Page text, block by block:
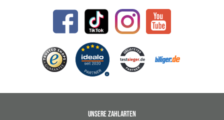
UNSERE ZAHLARTEN